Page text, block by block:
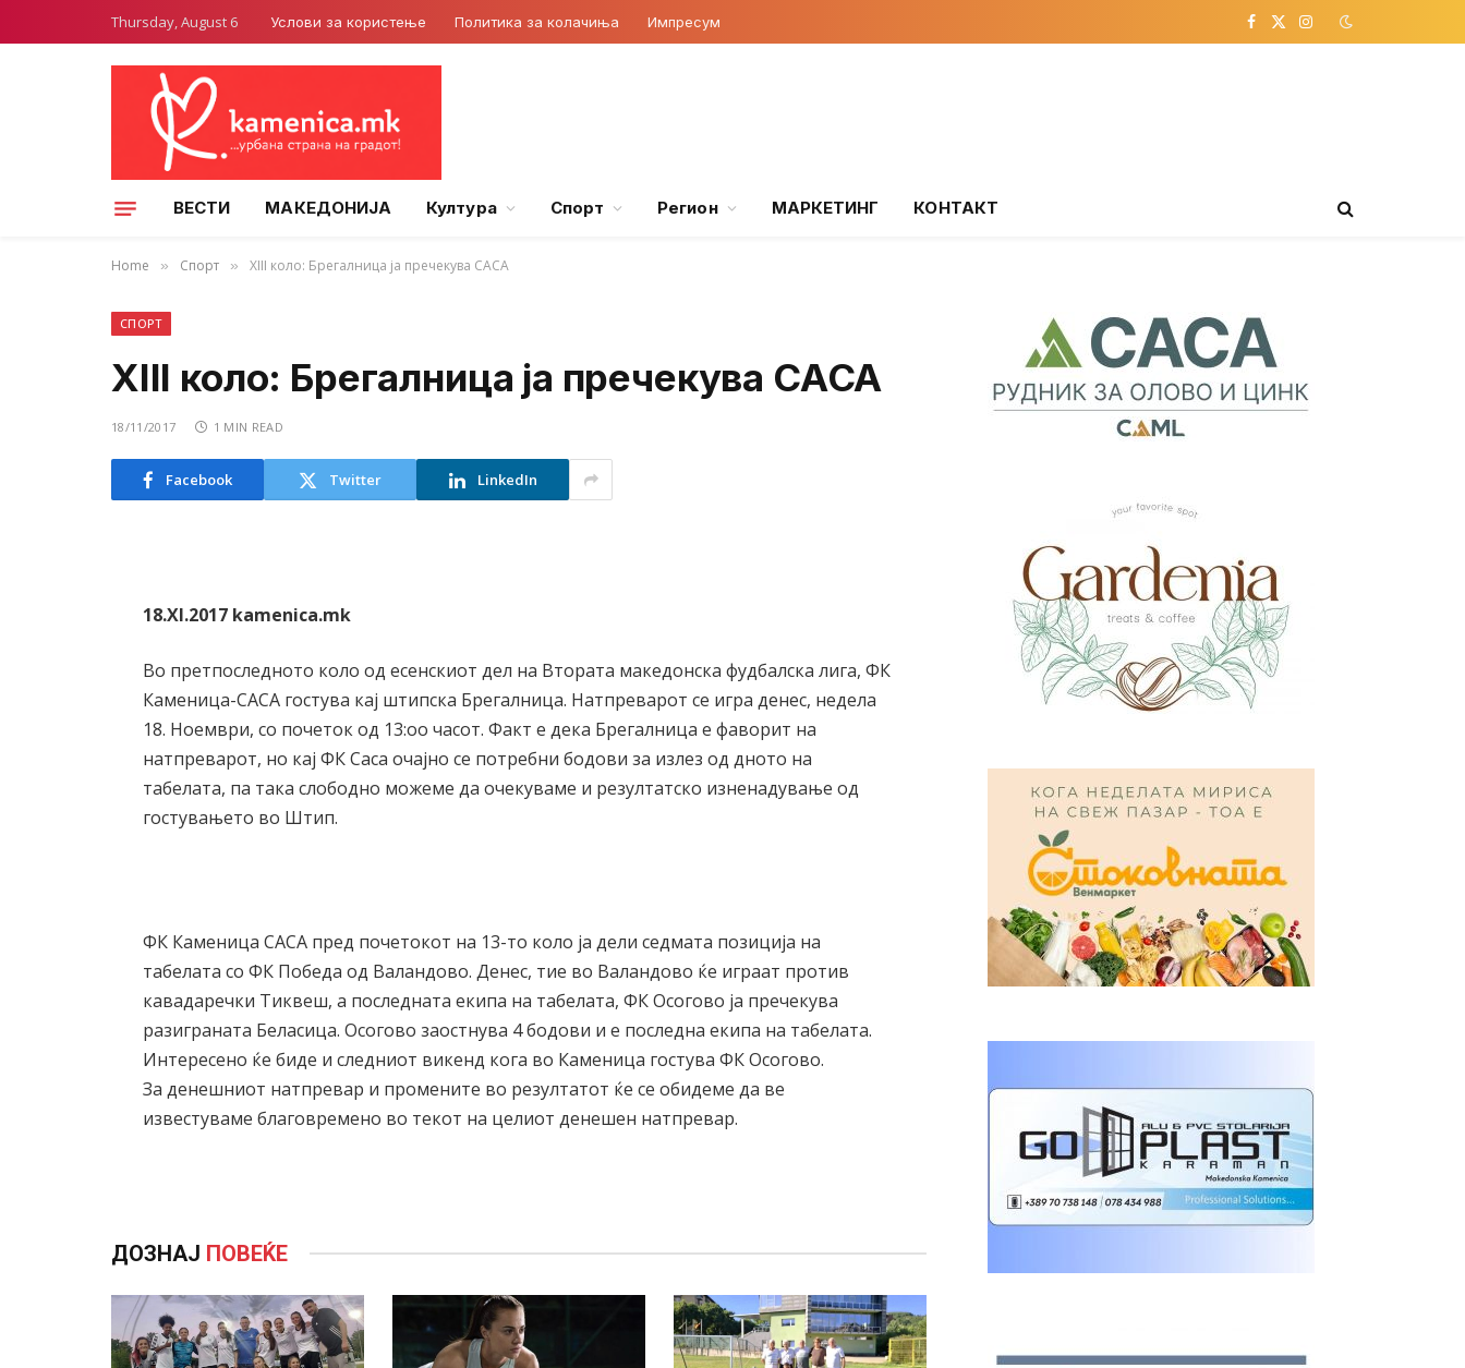
Thursday, August 6 Услови за користење Политика за колачиња Импресум Facebook
X
Instagram
ВЕСТИ МАКЕДОНИЈА Култура Спорт Регион МАРКЕТИНГ КОНТАКТ
Home » Спорт » XIII коло: Брегалница ја пречекува САСА
СПОРТ
XIII коло: Брегалница ја пречекува САСА
18/11/2017 1 MIN READ
Facebook Twitter LinkedIn
18.XI.2017 kamenica.mk
Во претпоследното коло од есенскиот дел на Втората македонска фудбалска лига, ФК
Каменица-САСА гостува кај штипска Брегалница. Натпреварот се игра денес, недела
18. Ноември, со почеток од 13:оо часот. Факт е дека Брегалница е фаворит на
натпреварот, но кај ФК Саса очајно се потребни бодови за излез од дното на
табелата, па така слободно можеме да очекуваме и резултатско изненадување од
гостувањето во Штип.
ФК Каменица САСА пред почетокот на 13-то коло ја дели седмата позиција на
табелата со ФК Победа од Валандово. Денес, тие во Валандово ќе играат против
кавадаречки Тиквеш, а последната екипа на табелата, ФК Осогово ја пречекува
разиграната Беласица. Осогово заостнува 4 бодови и е последна екипа на табелата.
Интересено ќе биде и следниот викенд кога во Каменица гостува ФК Осогово.
За денешниот натпревар и промените во резултатот ќе се обидеме да ве
известуваме благовремено во текот на целиот денешен натпревар.
ДОЗНАЈ ПОВЕЌЕ